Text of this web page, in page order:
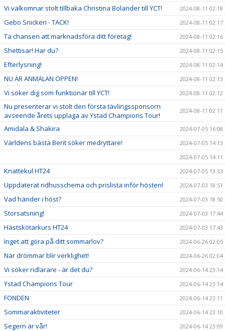
Vi välkomnar stolt tillbaka Christina Bolander till YCT! 2024-08-11 02:18
Gebo Snickeri - TACK! 2024-08-11 02:17
Ta chansen att marknadsföra ditt företag! 2024-08-11 02:16
Shettisar! Har du? 2024-08-11 02:15
Efterlysning! 2024-08-11 02:14
NU ÄR ANMÄLAN ÖPPEN! 2024-08-11 02:13
Vi söker dig som funktionär till YCT! 2024-08-11 02:12
Nu presenterar vi stolt den första tävlingssponsorn
avseende årets upplaga av Ystad Champions Tour!
2024-08-11 02:11
Amidala & Shakira 2024-07-05 16:08
Världens bästa Berit söker medryttare!
2024-07-05 14:13
2024-07-05 14:11
Knattekul HT24 2024-07-05 13:33
Uppdaterat ridhusschema och prislista inför hösten! 2024-07-03 18:51
Vad händer i höst? 2024-07-03 18:50
Storsatsning! 2024-07-03 17:44
Hästskötarkurs HT24 2024-07-03 17:43
Inget att göra på ditt sommarlov? 2024-06-26 02:05
När drömmar blir verklighet! 2024-06-26 02:04
Vi söker ridlärare - är det du? 2024-06-14 23:14
Ystad Champions Tour 2024-06-14 23:14
FONDEN 2024-06-14 23:11
Sommaraktiviteter 2024-06-14 23:10
Segern är vår! 2024-06-14 23:09